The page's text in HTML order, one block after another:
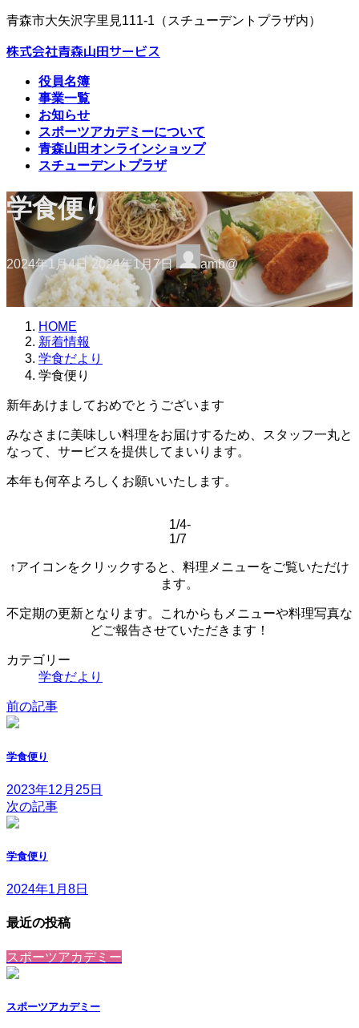
コ
テ
ナ
ゲ
青森市大矢沢字里見111-1（スチューデントプラザ内）
株式会社青森山田サービス
役員名簿
事業一覧
お知らせ
スポーツアカデミーについて
青森山田オンラインショップ
スチューデントプラザ
学食便り
2024年1月4日
最
終
更
新
:
2024年1月7日 amb@
HOME
新着情報
学食だより
学食便り
新年あけましておめでとうございます
みなさまに美味しい料理をお届けするため、スタッフ一丸と
なって、サービスを提供してまいります。
本年も何卒よろしくお願いいたします。
1/4-
1/7
↑アイコンをクリックすると、料理メニューをご覧いただけ
ます。
不定期の更新となります。これからもメニューや料理写真な
どご報告させていただきます！
カテゴリー
学食だより
前の記事
学食便り
2023年12月25日
次の記事
学食便り
2024年1月8日
最近の投稿
スポーツアカデミー
スポーツアカデミー